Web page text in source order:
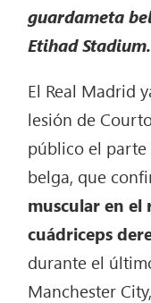
guardameta
Etihad Stadium.
El Real Madrid
lesión de
público el
belga, que
muscular en
cuádriceps
durante el
Manchester